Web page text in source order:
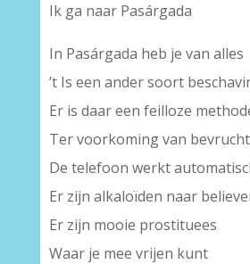
Ik ga naar Pasárgada
In Pasárgada heb je van alles
’t Is een ander soort
Er is daar een feilloze
Ter voorkoming van
De telefoon werkt
Er zijn alkaloïden naar
Er zijn mooie prostituees
Waar je mee vrijen kunt